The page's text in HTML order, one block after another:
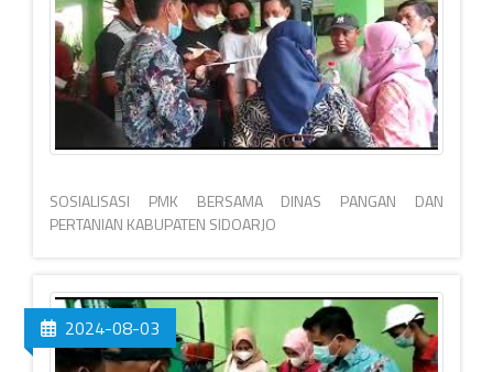
SOSIALISASI PMK BERSAMA DINAS PANGAN DAN
PERTANIAN KABUPATEN SIDOARJO
2024-08-03